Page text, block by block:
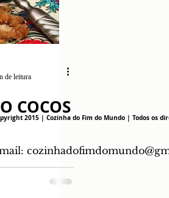
de leitura
COCOS
2015 | Cozinha do Fim do Mundo | Todos os